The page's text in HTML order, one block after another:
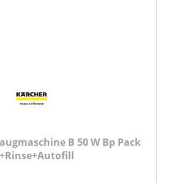
B 50 W Bp Pack